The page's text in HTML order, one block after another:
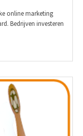
online marketing
Bedrijven investeren